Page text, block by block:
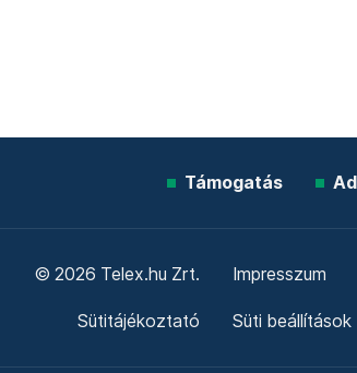
Támogatás
© 2026 Telex.hu Zrt. Impresszum
Sütitájékoztató Süti beállítások